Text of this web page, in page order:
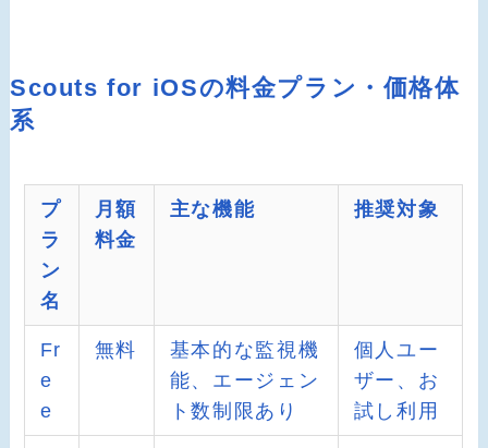
Scouts for iOSの料金プラン・価格体
系
プ
ラ
ン
名
月額
料金
主な機能 推奨対象
Fr
e
e
無料
基本的な監視機
能、エージェン
ト数制限あり
個人ユー
ザー、お
試し利用